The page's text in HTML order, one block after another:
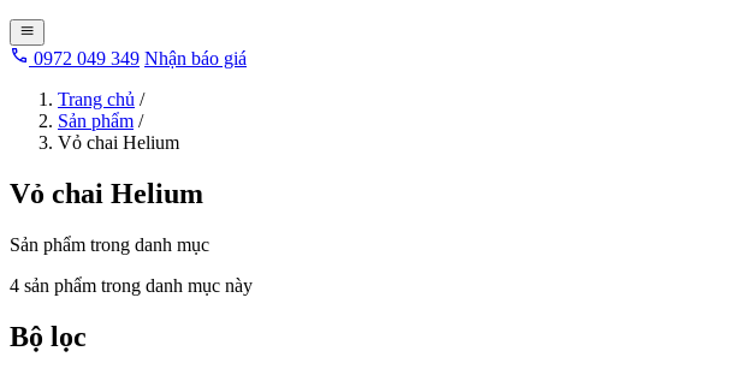
0972 049 349 Nhận báo giá
Trang chủ /
Sản phẩm /
Vỏ chai Helium
Vỏ chai Helium
Sản phẩm trong danh mục
4 sản phẩm trong danh mục này
Bộ lọc